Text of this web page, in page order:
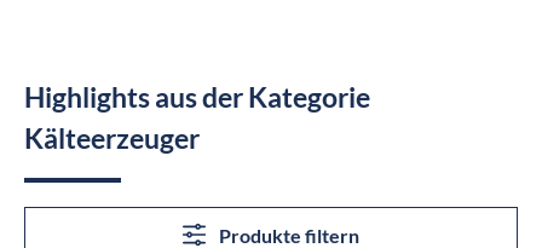
Highlights aus der Kategorie
Kälteerzeuger
Produkte filtern